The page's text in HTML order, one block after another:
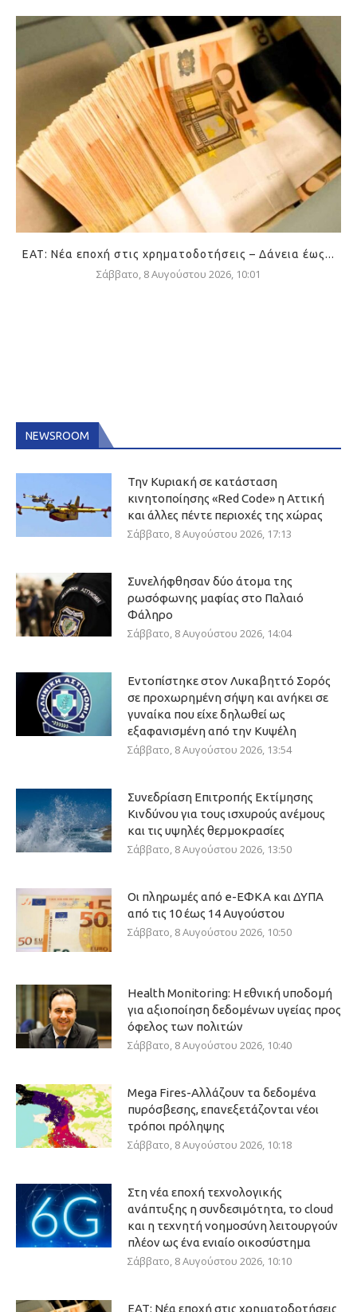
ΕΑΤ: Νέα εποχή στις χρηματοδοτήσεις – Δάνεια έως...
Σάββατο, 8 Αυγούστου 2026, 10:01
NEWSROOM
Την Κυριακή σε κατάσταση
κινητοποίησης «Red Code» η Αττική
και άλλες πέντε περιοχές της χώρας
Σάββατο, 8 Αυγούστου 2026, 17:13
Συνελήφθησαν δύο άτομα της
ρωσόφωνης μαφίας στο Παλαιό
Φάληρο
Σάββατο, 8 Αυγούστου 2026, 14:04
Εντοπίστηκε στον Λυκαβηττό Σορός
σε προχωρημένη σήψη και ανήκει σε
γυναίκα που είχε δηλωθεί ως
εξαφανισμένη από την Κυψέλη
Σάββατο, 8 Αυγούστου 2026, 13:54
Συνεδρίαση Επιτροπής Εκτίμησης
Κινδύνου για τους ισχυρούς ανέμους
και τις υψηλές θερμοκρασίες
Σάββατο, 8 Αυγούστου 2026, 13:50
Οι πληρωμές από e-ΕΦΚΑ και ΔΥΠΑ
από τις 10 έως 14 Αυγούστου
Σάββατο, 8 Αυγούστου 2026, 10:50
Health Monitoring: Η εθνική υποδομή
για αξιοποίηση δεδομένων υγείας προς
όφελος των πολιτών
Σάββατο, 8 Αυγούστου 2026, 10:40
Mega Fires-Αλλάζουν τα δεδομένα
πυρόσβεσης, επανεξετάζονται νέοι
τρόποι πρόληψης
Σάββατο, 8 Αυγούστου 2026, 10:18
Στη νέα εποχή τεχνολογικής
ανάπτυξης η συνδεσιμότητα, το cloud
και η τεχνητή νοημοσύνη λειτουργούν
πλέον ως ένα ενιαίο οικοσύστημα
Σάββατο, 8 Αυγούστου 2026, 10:10
ΕΑΤ: Νέα εποχή στις χρηματοδοτήσεις